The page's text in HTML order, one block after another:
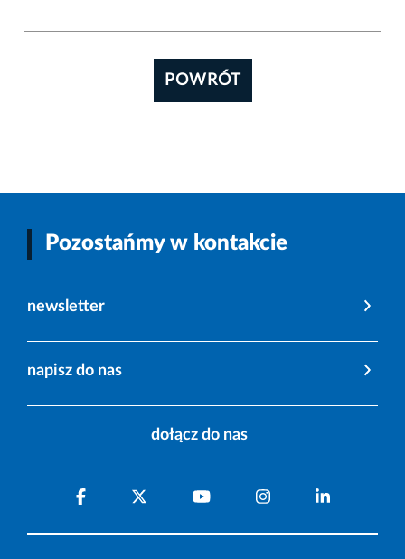
POWRÓT
Pozostańmy w kontakcie
newsletter
napisz do nas
dołącz do nas